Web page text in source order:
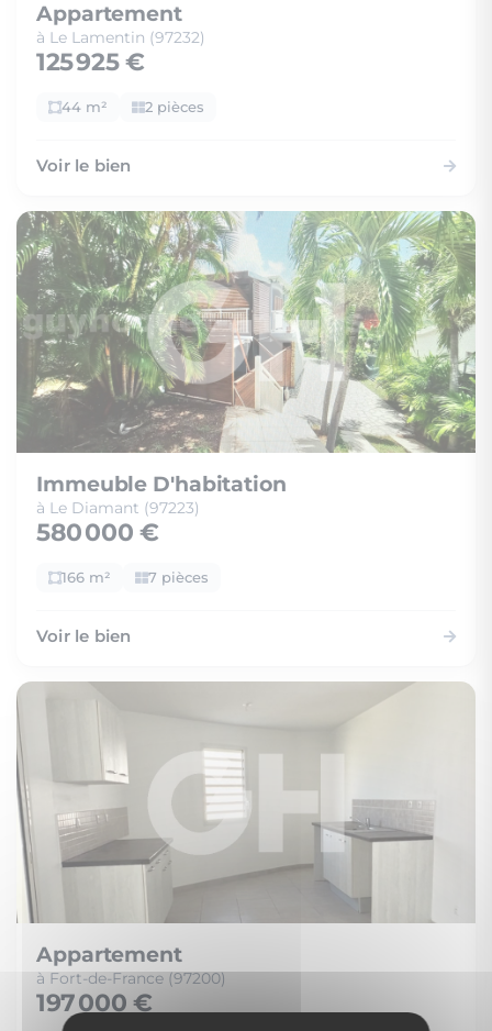
Appartement
à Le Lamentin (97232)
125 925 €
44 m² 2 pièces
Voir le bien
Immeuble D'habitation
à Le Diamant (97223)
580 000 €
166 m² 7 pièces
Voir le bien
Appartement
à Fort-de-France (97200)
197 000 €